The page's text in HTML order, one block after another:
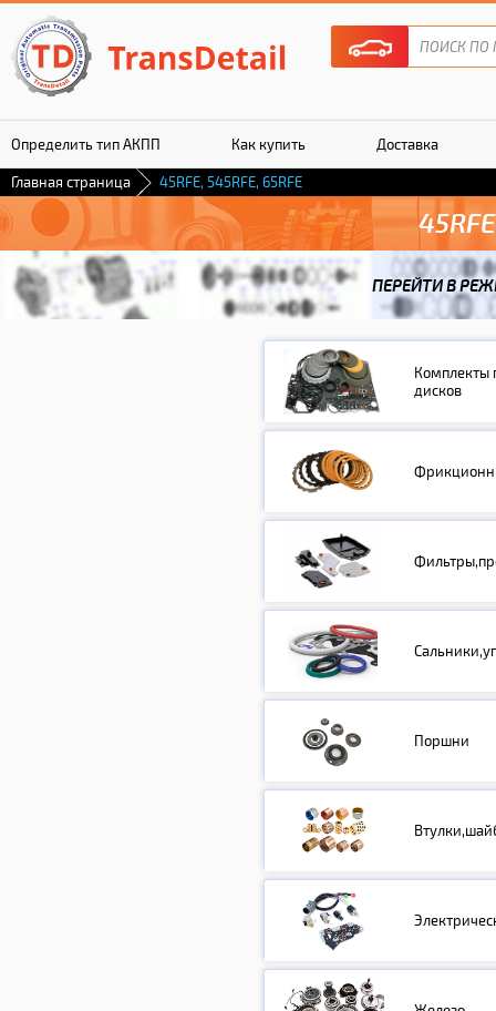
Определить тип АКПП Как купить Доставка
Гарантия
Главная страница 45RFE, 545RFE, 65RFE
ПЕРЕЙТИ В
Комплекты
дисков
Поршни